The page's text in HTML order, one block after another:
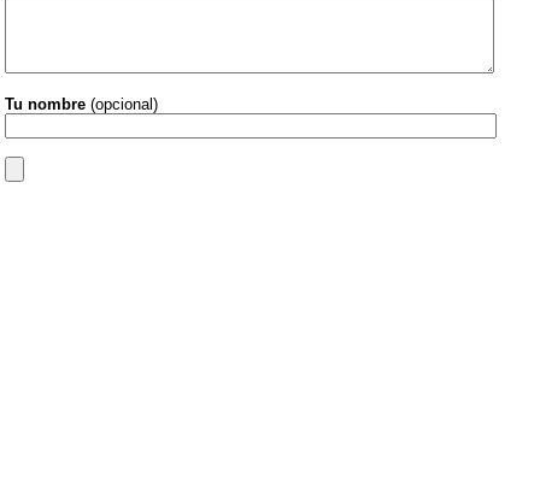
Tu nombre (opcional)